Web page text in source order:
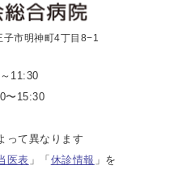
市明神町4丁目8−1
11:30
〜15:30
って異なります
医表 」「 休診情報 」を